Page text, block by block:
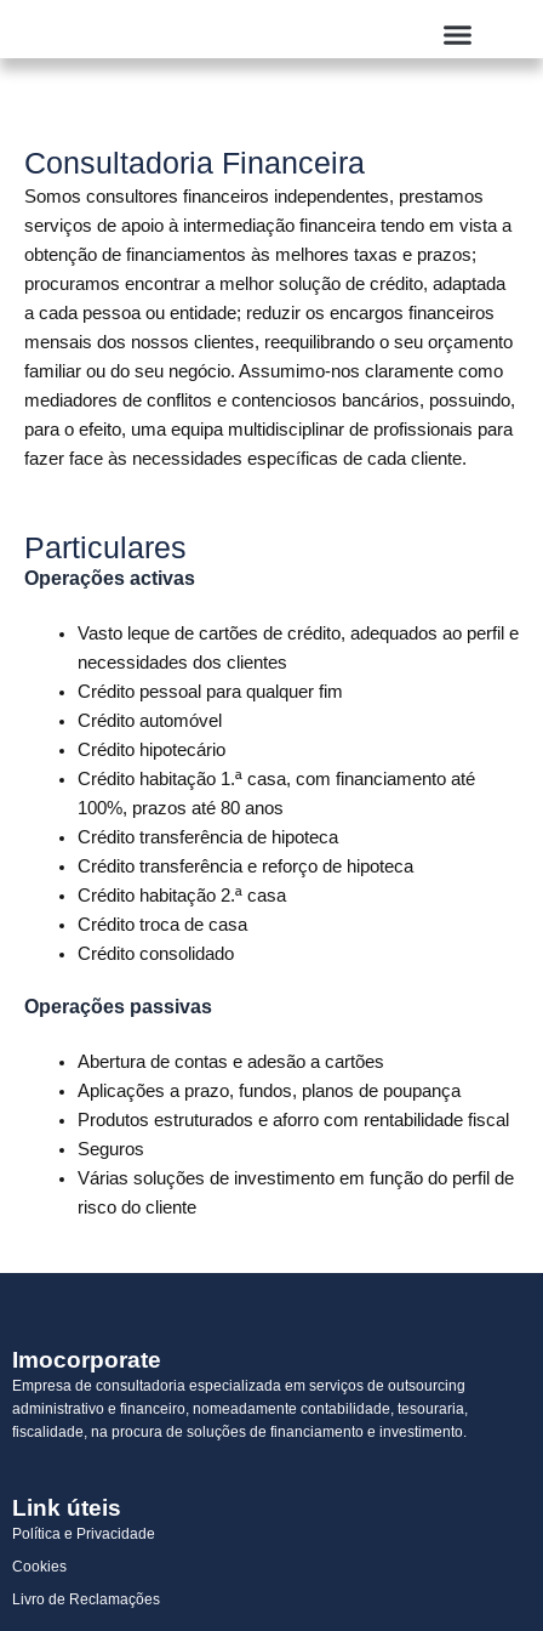
content
Consultadoria Financeira
Somos consultores financeiros independentes, prestamos
serviços de apoio à intermediação financeira tendo em vista a
obtenção de financiamentos às melhores taxas e prazos;
procuramos encontrar a melhor solução de crédito, adaptada
a cada pessoa ou entidade; reduzir os encargos financeiros
mensais dos nossos clientes, reequilibrando o seu orçamento
familiar ou do seu negócio. Assumimo-nos claramente como
mediadores de conflitos e contenciosos bancários, possuindo,
para o efeito, uma equipa multidisciplinar de profissionais para
fazer face às necessidades específicas de cada cliente.
Particulares
Operações activas
Vasto leque de cartões de crédito, adequados ao perfil e
necessidades dos clientes
Crédito pessoal para qualquer fim
Crédito automóvel
Crédito hipotecário
Crédito habitação 1.ª casa, com financiamento até
100%, prazos até 80 anos
Crédito transferência de hipoteca
Crédito transferência e reforço de hipoteca
Crédito habitação 2.ª casa
Crédito troca de casa
Crédito consolidado
Operações passivas
Abertura de contas e adesão a cartões
Aplicações a prazo, fundos, planos de poupança
Produtos estruturados e aforro com rentabilidade fiscal
Seguros
Várias soluções de investimento em função do perfil de
risco do cliente
Imocorporate
Empresa de consultadoria especializada em serviços de outsourcing
administrativo e financeiro, nomeadamente contabilidade, tesouraria,
fiscalidade, na procura de soluções de financiamento e investimento.
Link úteis
Política e Privacidade
Cookies
Livro de Reclamações